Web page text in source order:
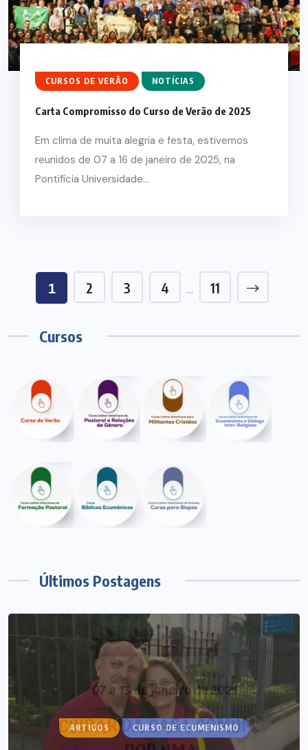
CURSOS DE VERÃO NOTÍCIAS
Carta Compromisso do Curso de Verão de 2025
Em clima de muita alegria e festa, estivemos
reunidos de 07 a 16 de janeiro de 2025, na
Pontifícia Universidade...
1 2 3 4 … 11
Cursos
Últimos Postagens
ARTIGOS CURSO DE ECUMENISMO